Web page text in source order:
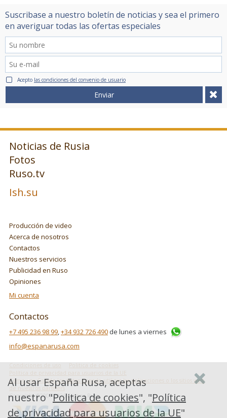
Suscribase a nuestro boletín de noticias y sea el primero
en averiguar todas las ofertas especiales
Acepto las condiciones del convenio de usuario
Enviar
Noticias de Rusia
Fotos
Ruso.tv
Ish.su
Producción de video
Acerca de nosotros
Contactos
Nuestros servicios
Publicidad en Ruso
Opiniones
Mi cuenta
Contactos
+7 495 236 98 99,+34 932 726 490 de lunes a viernes
info@espanarusa.com
Politica de cookies
Política de privacidad para usuarios de la UE
Cómo usa Google los datos cuando utilizas las aplicaciones o los sitios web
de nuestros partners
Copyright ©2007-2026 Espana Rusa
Al usar España Rusa, aceptas
nuestro "Politica de cookies", "Política
de privacidad para usuarios de la UE"